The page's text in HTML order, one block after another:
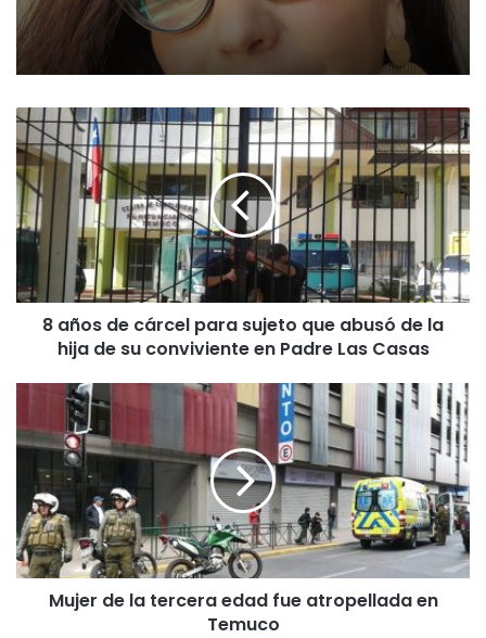
8
a
ñ
o
s
d
c
á
a
u
j
e
8 años de cárcel para sujeto que abusó de la
hija de su conviviente en Padre Las Casas
j
e
l
a
Mujer de la tercera edad fue atropellada en
Temuco